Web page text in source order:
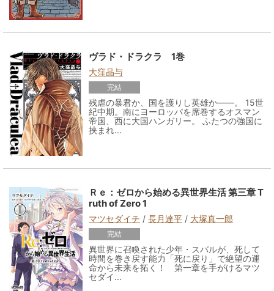
ヴラド・ドラクラ 1巻
大窪晶与
完結
残虐の暴君か、国を護りし英雄か――。 15世
紀中期。南にヨーロッパを席巻するオスマン
帝国、西に大国ハンガリー。 ふたつの強国に
挟まれ...
Ｒｅ：ゼロから始める異世界生活 第三章 T
ruth of Zero 1
マツセダイチ / 長月達平 / 大塚真一郎
完結
異世界に召喚された少年・スバルが、死して
時間を巻き戻す能力「死に戻り」で絶望の運
命から未来を拓く！ 第一章を手がけるマツ
セダイ...